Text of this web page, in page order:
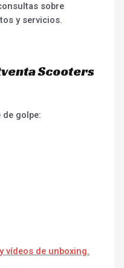
sobre
y servicios.
Scooters
golpe:
vídeos de unboxing.